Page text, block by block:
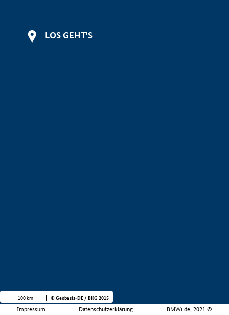
LOS GEHT'S
Impressum Datenschutzerklärung BMWi.de, 2021 ©
100 km © Geobasis-DE / BKG 2015